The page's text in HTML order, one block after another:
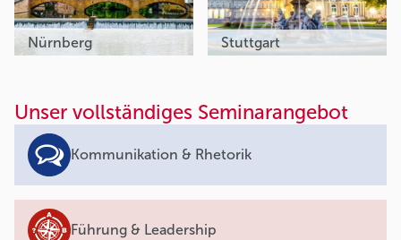
Unser vollständiges Seminarangebot
Kommunikation & Rhetorik
Führung & Leadership
Nürnberg Stuttgart